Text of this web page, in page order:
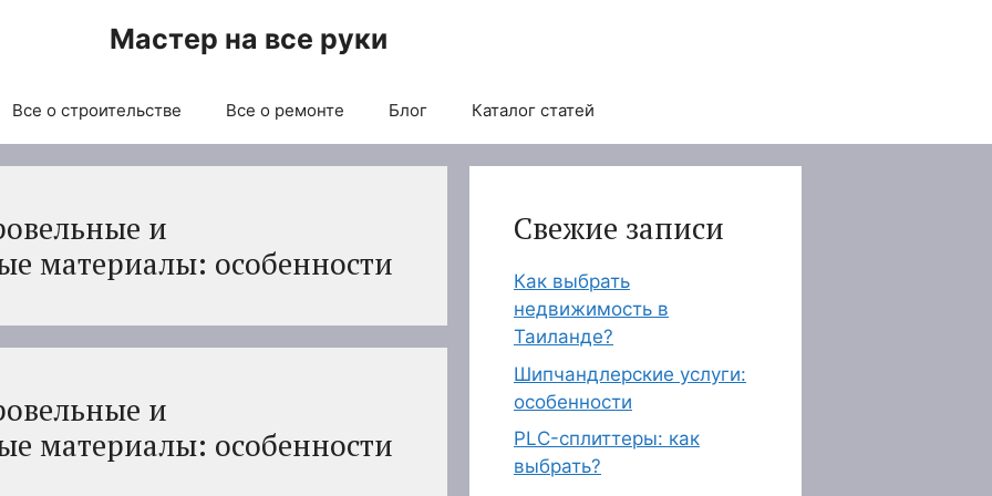
Мастер на все руки
Все о строительстве Все о ремонте Блог Каталог статей
и
материалы: особенности
и
материалы: особенности
Свежие записи
Как выбрать
недвижимость в
Таиланде?
Шипчандлерские услуги:
особенности
PLC-сплиттеры: как
выбрать?